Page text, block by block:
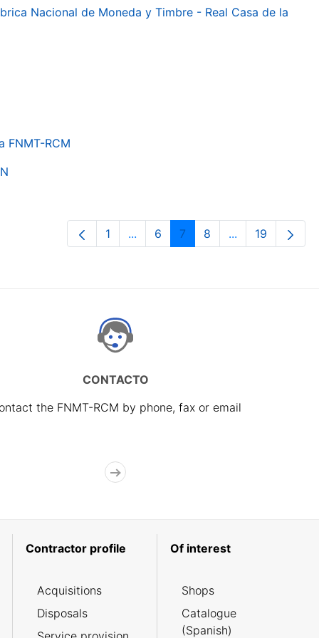
Nacional de Moneda y Timbre - Real Casa de la
FNMT-RCM
Page
1 ...Intermediate Pages Use TAB to
Page
6 Page
7 Page
8 ...Intermediate
Page
19
CONTACTO
the FNMT-RCM by phone, fax or email
Contractor profile
Acquisitions
Disposals
Of interest
Shops
Catalogue
(Spanish)